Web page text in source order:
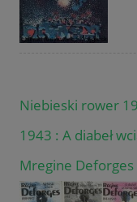
Niebieski rower
1943 : A diabeł
Mregine Deforges